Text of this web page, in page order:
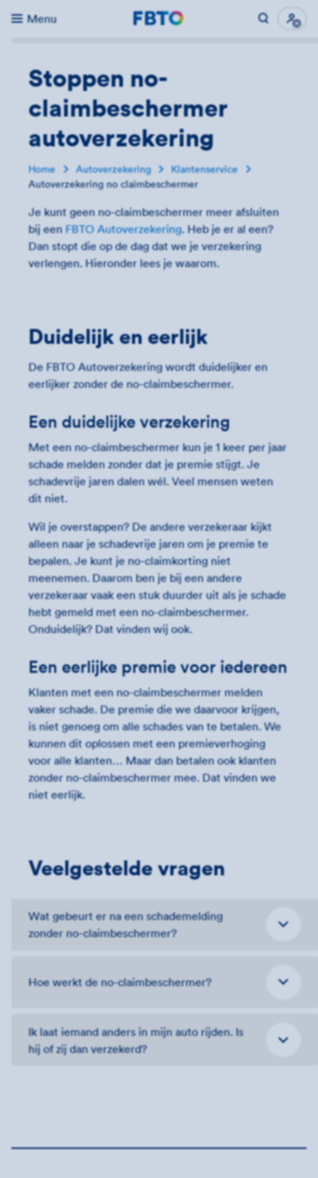
Menu
Direct naar...
Stoppen no-
claimbeschermer
autoverzekering
Home Autoverzekering
Klantenservice
Autoverzekering no claimbeschermer
Je kunt geen no-claimbeschermer meer afsluiten
bij eenFBTO Autoverzekering. Heb je er al een?
Dan stopt die op de dag dat we je verzekering
verlengen. Hieronder lees je waarom.
Duidelijk en eerlijk
De FBTO Autoverzekering wordt duidelijker en
eerlijker zonder de no-claimbeschermer.
Een duidelijke verzekering
Met een no-claimbeschermer kun je 1 keer per jaar
schade melden zonder dat je premie stijgt. Je
schadevrije jaren dalen wél. Veel mensen weten
dit niet.
Wil je overstappen? De andere verzekeraar kijkt
alleen naar je schadevrije jaren om je premie te
bepalen. Je kunt je no-claimkorting niet
meenemen. Daarom ben je bij een andere
verzekeraar vaak een stuk duurder uit als je schade
hebt gemeld met een no-claimbeschermer.
Onduidelijk? Dat vinden wij ook.
Een eerlijke premie voor iedereen
Klanten met een no-claimbeschermer melden
vaker schade. De premie die we daarvoor krijgen,
is niet genoeg om alle schades van te betalen. We
kunnen dit oplossen met een premieverhoging
voor alle klanten… Maar dan betalen ook klanten
zonder no-claimbeschermer mee. Dat vinden we
niet eerlijk.
Veelgestelde vragen
Wat gebeurt er na een schademelding
zonder no-claimbeschermer?
Hoe werkt de no-claimbeschermer?
Ik laat iemand anders in mijn auto rijden. Is
hij of zij dan verzekerd?